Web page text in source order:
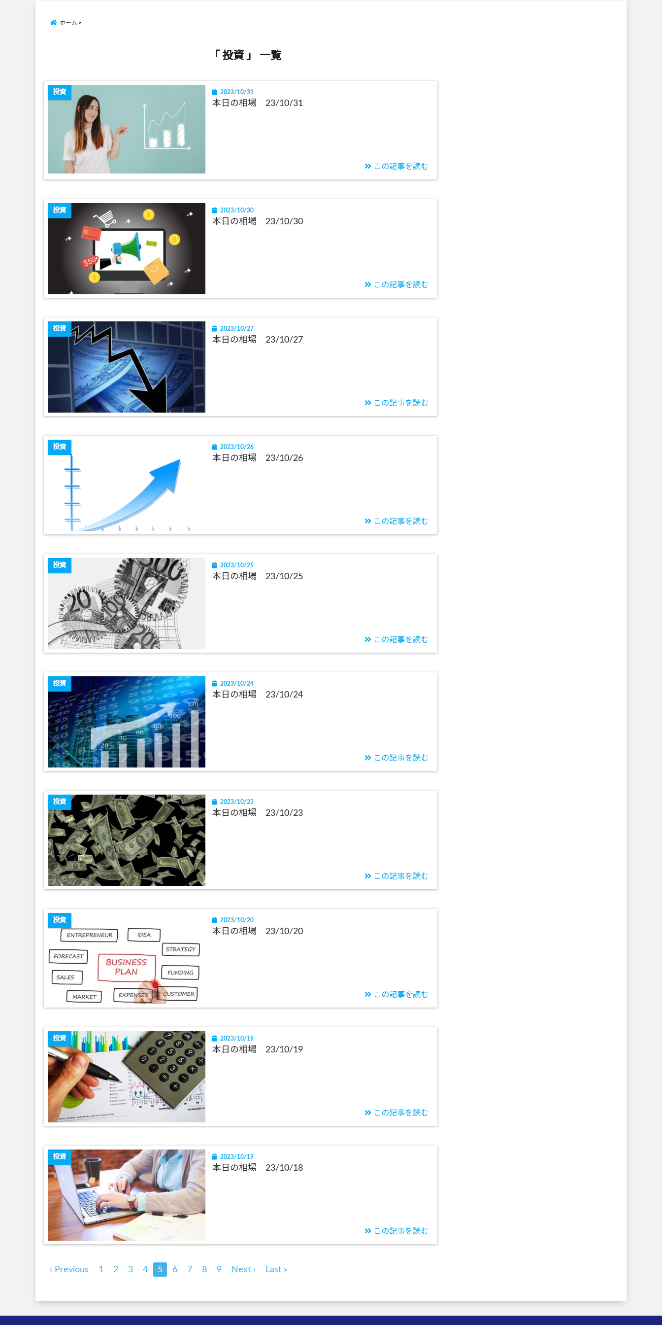
ホーム
「 投資 」 一覧
投資 2023/10/31
本日の相場 23/10/31
この記事を読む
投資 2023/10/30
本日の相場 23/10/30
この記事を読む
投資 2023/10/27
本日の相場 23/10/27
この記事を読む
投資 2023/10/26
本日の相場 23/10/26
この記事を読む
投資 2023/10/25
本日の相場 23/10/25
この記事を読む
投資 2023/10/24
本日の相場 23/10/24
この記事を読む
投資 2023/10/23
本日の相場 23/10/23
この記事を読む
投資 2023/10/20
本日の相場 23/10/20
この記事を読む
投資 2023/10/19
本日の相場 23/10/19
この記事を読む
投資 2023/10/19
本日の相場 23/10/18
この記事を読む
‹ Previous 1 2 3 4 5 6 7 8 9 Next › Last »